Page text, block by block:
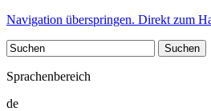
Navigation überspringen. Direkt zum
Sprachenbereich
de